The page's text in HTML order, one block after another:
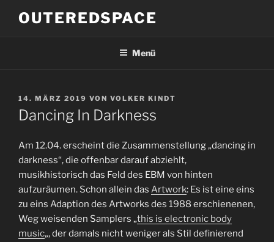
InhaltOUTEREDSPACE
Menü
VERÖFFENTLICHT
AM
14. MÄRZ 2019 VON VOLKER KINDT
Dancing In Darkness
Am 12.04. erscheint die Zusammenstellung „dancing in
darkness“, die offenbar darauf abziehlt,
musikhistorisch das Feld des EBM von hinten
aufzuräumen. Schon allein das Artwork: Es ist eine eins
zu eins Adaption des Artworks des 1988 erschienenen,
Weg weisenden Samplers „this is electronic body
music„, der damals nicht weniger als Stil definierend